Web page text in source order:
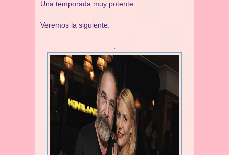
Una temporada muy potente.
Veremos la siguiente.